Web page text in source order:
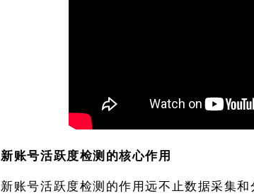
新账号活跃度检测的核心作用
新账号活跃度检测的作用远不止数据采集